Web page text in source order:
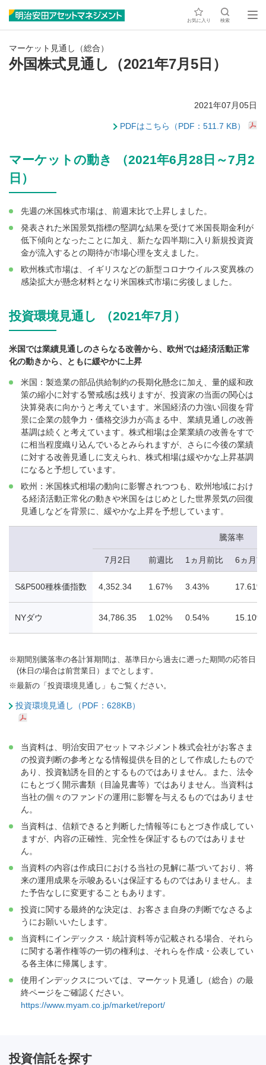
お気に入り 検索
マーケット見通し（総合）
外国株式見通し（2021年7月5日）
2021年07月05日
PDFはこちら（PDF：511.7 KB）
マーケットの動き （2021年6月28日～7月2
日）
先週の米国株式市場は、前週末比で上昇しました。
発表された米国景気指標の堅調な結果を受けて米国長期金利が
低下傾向となったことに加え、新たな四半期に入り新規投資資
金が流入するとの期待が市場心理を支えました。
欧州株式市場は、イギリスなどの新型コロナウイルス変異株の
感染拡大が懸念材料となり米国株式市場に劣後しました。
投資環境見通し （2021年7月）
米国では業績見通しのさらなる改善から、欧州では経済活動正常
化の動きから、ともに緩やかに上昇
米国：製造業の部品供給制約の長期化懸念に加え、量的緩和政
策の縮小に対する警戒感は残りますが、投資家の当面の関心は
決算発表に向かうと考えています。米国経済の力強い回復を背
景に企業の競争力・価格交渉力が高まる中、業績見通しの改善
基調は続くと考えています。株式相場は企業業績の改善をすで
に相当程度織り込んでいるとみられますが、さらに今後の業績
に対する改善見通しに支えられ、株式相場は緩やかな上昇基調
になると予想しています。
欧州：米国株式相場の動向に影響されつつも、欧州地域におけ
る経済活動正常化の動きや米国をはじめとした世界景気の回復
見通しなどを背景に、緩やかな上昇を予想しています。
騰落率
7月2日 前週比 1ヵ月前比 6ヵ月
S&P500種株価指数 4,352.34 1.67% 3.43% 17.61%
NYダウ 34,786.35 1.02% 0.54% 15.10%
※期間別騰落率の各計算期間は、基準日から過去に遡った期間の応答日
(休日の場合は前営業日）までとします。
※最新の「投資環境見通し」もご覧ください。
投資環境見通し（PDF：628KB）
当資料は、明治安田アセットマネジメント株式会社がお客さま
の投資判断の参考となる情報提供を目的として作成したもので
あり、投資勧誘を目的とするものではありません。また、法令
にもとづく開示書類（目論見書等）ではありません。当資料は
当社の個々のファンドの運用に影響を与えるものではありませ
ん。
当資料は、信頼できると判断した情報等にもとづき作成してい
ますが、内容の正確性、完全性を保証するものではありませ
ん。
当資料の内容は作成日における当社の見解に基づいており、将
来の運用成果を示唆あるいは保証するものではありません。ま
た予告なしに変更することもあります。
投資に関する最終的な決定は、お客さま自身の判断でなさるよ
うにお願いいたします。
当資料にインデックス・統計資料等が記載される場合、それら
に関する著作権等の一切の権利は、それらを作成・公表してい
る各主体に帰属します。
使用インデックスについては、マーケット見通し（総合）の最
終ページをご確認ください。
https://www.myam.co.jp/market/report/
投資信託を探す